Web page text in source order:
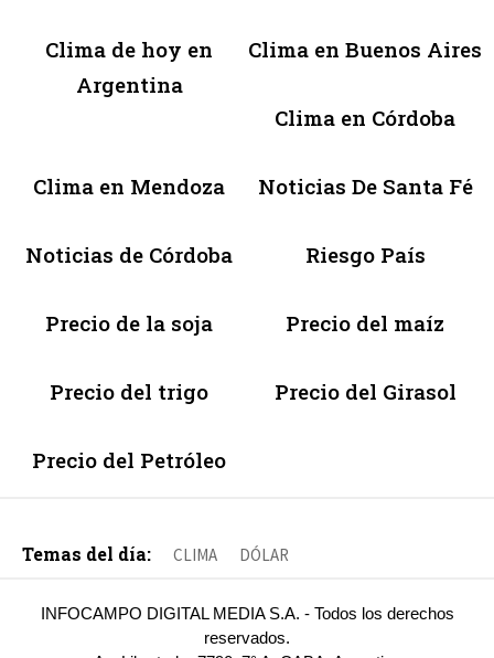
Clima de hoy en
Argentina
Clima en Buenos Aires
Clima en Córdoba
Clima en Mendoza Noticias De Santa Fé
Noticias de Córdoba Riesgo País
Precio de la soja Precio del maíz
Precio del trigo Precio del Girasol
Precio del Petróleo
Temas del día: CLIMA DÓLAR
INFOCAMPO DIGITAL MEDIA S.A. - Todos los derechos
reservados.